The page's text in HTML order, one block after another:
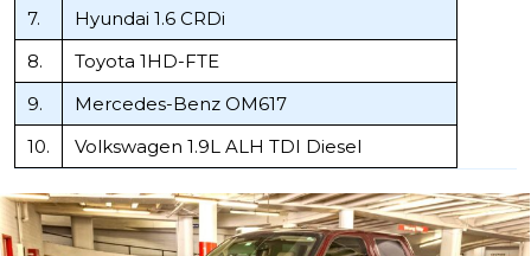
7.
Hyundai 1.6 CRDi
8.
Toyota 1HD-FTE
9.
Mercedes-Benz OM617
10.
Volkswagen 1.9L ALH TDI Diesel